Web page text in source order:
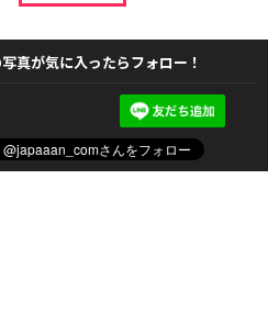
真が気に入ったらフォロー！